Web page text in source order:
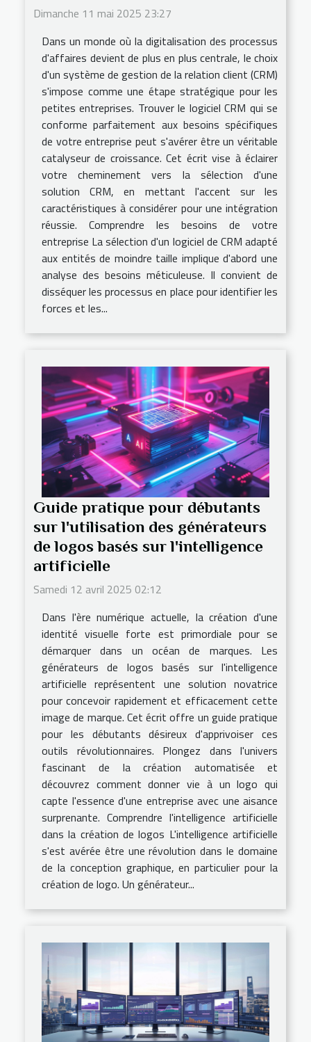
Dimanche 11 mai 2025 23:27
Dans un monde où la digitalisation des processus
d'affaires devient de plus en plus centrale, le choix
d'un système de gestion de la relation client (CRM)
s'impose comme une étape stratégique pour les
petites entreprises. Trouver le logiciel CRM qui se
conforme parfaitement aux besoins spécifiques
de votre entreprise peut s'avérer être un véritable
catalyseur de croissance. Cet écrit vise à éclairer
votre cheminement vers la sélection d'une
solution CRM, en mettant l'accent sur les
caractéristiques à considérer pour une intégration
réussie. Comprendre les besoins de votre
entreprise La sélection d'un logiciel de CRM adapté
aux entités de moindre taille implique d'abord une
analyse des besoins méticuleuse. Il convient de
disséquer les processus en place pour identifier les
forces et les...
Guide pratique pour débutants
sur l'utilisation des générateurs
de logos basés sur l'intelligence
artificielle
Samedi 12 avril 2025 02:12
Dans l'ère numérique actuelle, la création d'une
identité visuelle forte est primordiale pour se
démarquer dans un océan de marques. Les
générateurs de logos basés sur l'intelligence
artificielle représentent une solution novatrice
pour concevoir rapidement et efficacement cette
image de marque. Cet écrit offre un guide pratique
pour les débutants désireux d'apprivoiser ces
outils révolutionnaires. Plongez dans l'univers
fascinant de la création automatisée et
découvrez comment donner vie à un logo qui
capte l'essence d'une entreprise avec une aisance
surprenante. Comprendre l'intelligence artificielle
dans la création de logos L'intelligence artificielle
s'est avérée être une révolution dans le domaine
de la conception graphique, en particulier pour la
création de logo. Un générateur...